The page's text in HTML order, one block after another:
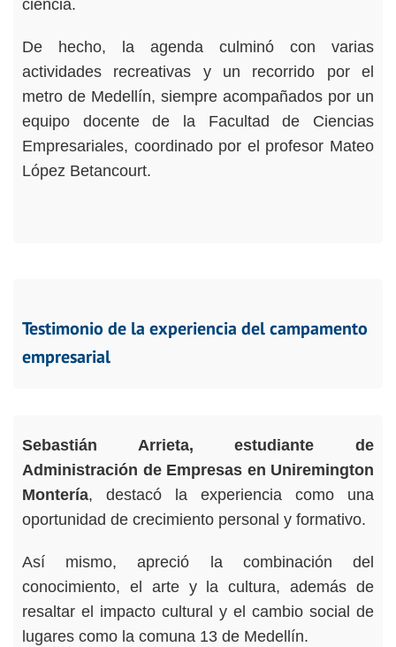
ciencia.
De hecho, la agenda culminó con varias
actividades recreativas y un recorrido por el
metro de Medellín, siempre acompañados por un
equipo docente de la Facultad de Ciencias
Empresariales, coordinado por el profesor Mateo
López Betancourt.
Testimonio de la experiencia del campamento
empresarial
Sebastián Arrieta, estudiante de
Administración de Empresas en Uniremington
Montería, destacó la experiencia como una
oportunidad de crecimiento personal y formativo.
Así mismo, apreció la combinación del
conocimiento, el arte y la cultura, además de
resaltar el impacto cultural y el cambio social de
lugares como la comuna 13 de Medellín.